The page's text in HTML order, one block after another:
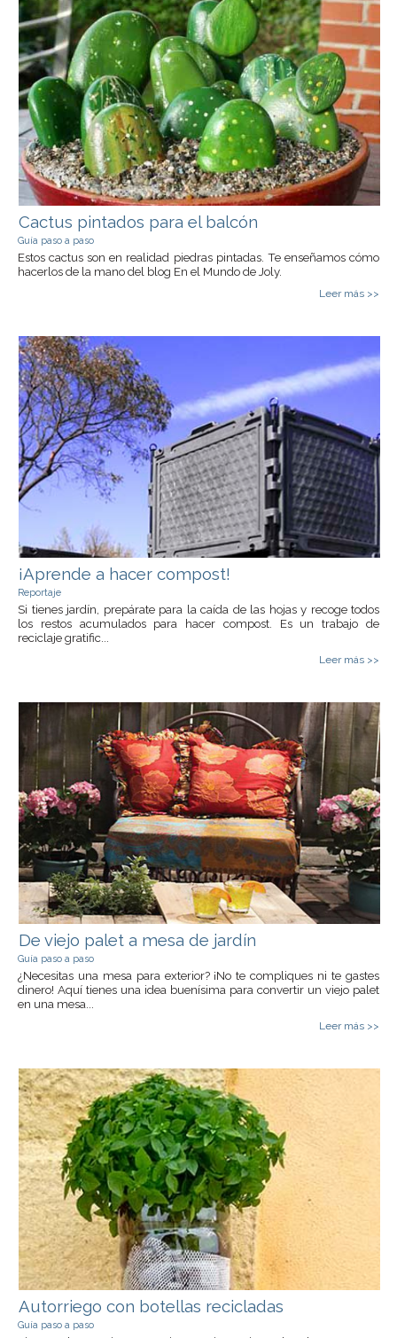
Cactus pintados para el balcón
Guía paso a paso
Estos cactus son en realidad piedras pintadas. Te enseñamos cómo
hacerlos de la mano del blog En el Mundo de Joly.
Leer más >>
¡Aprende a hacer compost!
Reportaje
Si tienes jardín, prepárate para la caída de las hojas y recoge todos
los restos acumulados para hacer compost. Es un trabajo de
reciclaje gratific...
Leer más >>
De viejo palet a mesa de jardín
Guía paso a paso
¿Necesitas una mesa para exterior? ¡No te compliques ni te gastes
dinero! Aquí tienes una idea buenísima para convertir un viejo palet
en una mesa...
Leer más >>
Autorriego con botellas recicladas
Guía paso a paso